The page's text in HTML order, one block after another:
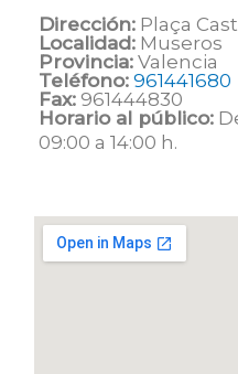
Dirección: Plaça
Localidad: Museros
Provincia: Valencia
Teléfono: 961441680
Fax: 961444830
Horario al público:
09:00 a 14:00 h.